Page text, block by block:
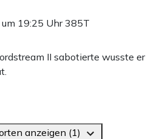
19:25 Uhr385T
II sabotierte wusste er
anzeigen (1)